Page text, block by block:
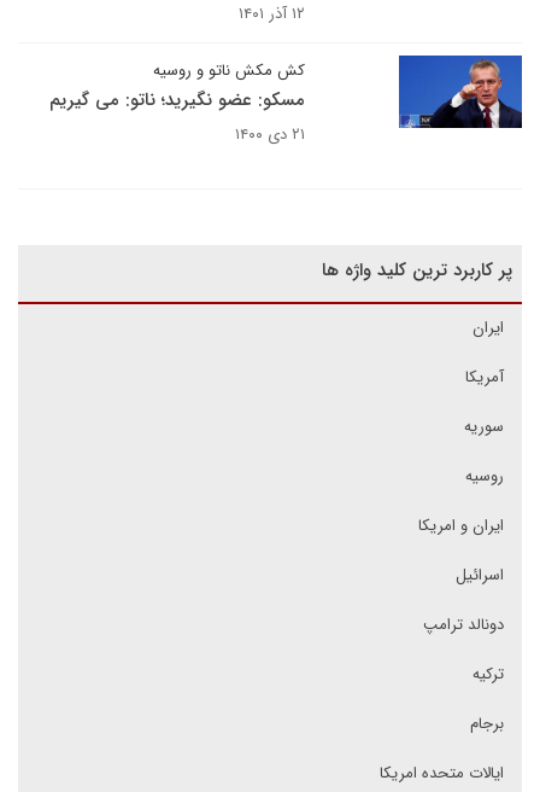
۱۲ آذر ۱۴۰۱
کش مکش ناتو و روسیه
مسکو: عضو نگیرید؛ ناتو: می گیریم
۲۱ دی ۱۴۰۰
پر کاربرد ترین کلید واژه ها
ایران
آمریکا
سوریه
روسیه
ایران و امریکا
اسرائیل
دونالد ترامپ
ترکیه
برجام
ایالات متحده امریکا